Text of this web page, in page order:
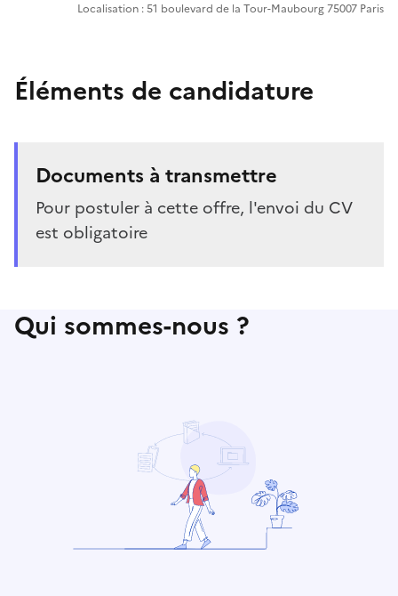
Localisation : 51 boulevard de la Tour-Maubourg 75007 Paris
Éléments de candidature
Documents à transmettre
Pour postuler à cette offre, l'envoi du CV
est obligatoire
Qui sommes-nous ?